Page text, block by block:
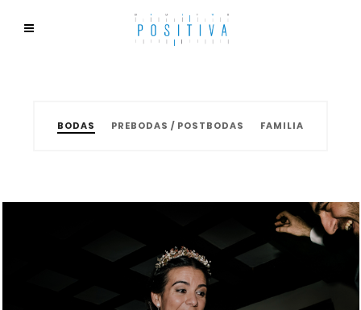
BODAS PREBODAS / POSTBODAS FAMILIA